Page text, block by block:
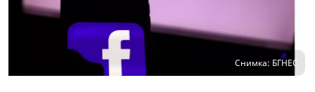
Снимка: БГНЕС